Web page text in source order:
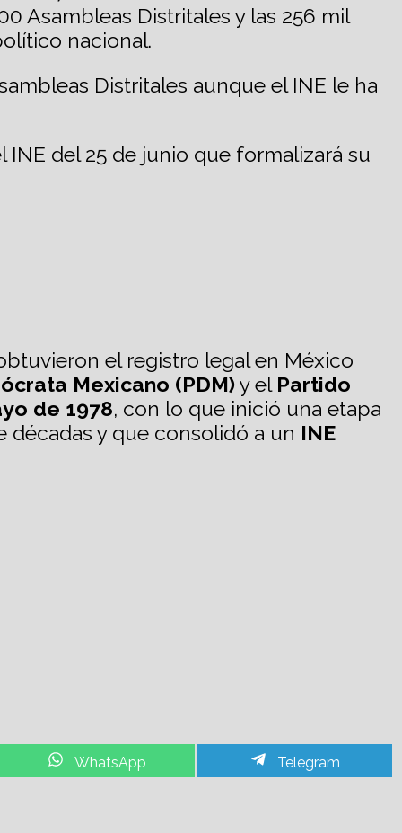
Asambleas Distritales y las 256 mil
nacional.
Distritales aunque el INE le ha
del 25 de junio que formalizará su
el registro legal en México
Mexicano (PDM)y el Partido
de 1978, con lo que inició una etapa
décadas y que consolidó a un INE
Share
on
WhatsApp
Share
on
Telegram